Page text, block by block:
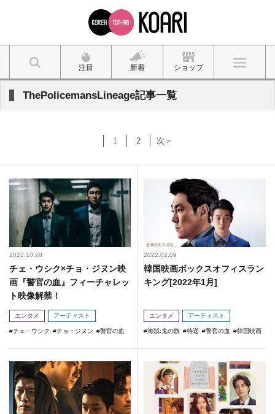
注目 新着 ショップ
ThePolicemansLineage記事一覧
1 2 次＞
2022.10.28
チェ・ウシク×チョ・ジヌン映
画『警官の血』フィーチャレッ
ト映像解禁！
エンタメ アーティスト
チェ・ウシク チョ・ジヌン 警官の血
2022.02.09
韓国映画ボックスオフィスラン
キング[2022年1月]
エンタメ アーティスト
海賊:鬼の旗 特送 警官の血 韓国映画